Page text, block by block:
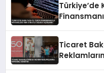
Türkiye’de
Ticaret